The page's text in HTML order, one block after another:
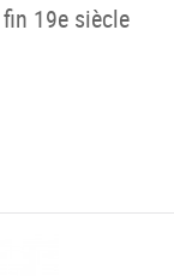
19e siècle